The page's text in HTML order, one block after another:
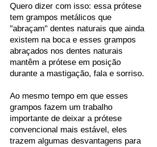
Quero dizer com isso: essa prótese
tem grampos metálicos que
"abraçam" dentes naturais que ainda
existem na boca e esses grampos
abraçados nos dentes naturais
mantêm a prótese em posição
durante a mastigação, fala e sorriso.
Ao mesmo tempo em que esses
grampos fazem um trabalho
importante de deixar a prótese
convencional mais estável, eles
trazem algumas desvantagens para